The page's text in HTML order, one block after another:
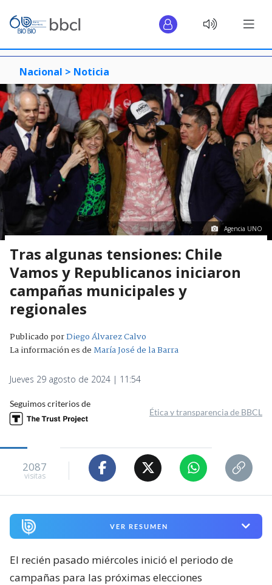
Nacional > Noticia
Agencia UNO
Tras algunas tensiones: Chile
Vamos y Republicanos iniciaron
campañas municipales y
regionales
Publicado porDiego Álvarez Calvo
La información es deMaría José de la Barra
Jueves 29 agosto de 2024 | 11:54
Seguimos criterios de
Ética y transparencia de BBCL
2087
visitas
VER RESUMEN
El recién pasado miércoles inició el periodo de
campañas para las próximas elecciones